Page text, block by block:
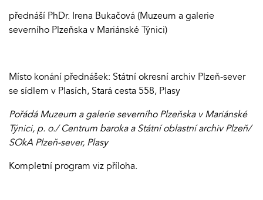
přednáší PhDr. Irena Bukačová (Muzeum a galerie
severního Plzeňska v Mariánské Týnici)
Místo konání přednášek: Státní okresní archiv Plzeň-sever
se sídlem v Plasích, Stará cesta 558, Plasy
Pořádá Muzeum a galerie severního Plzeňska v Mariánské
Týnici, p. o./ Centrum baroka a Státní oblastní archiv Plzeň/
SOkA Plzeň-sever, Plasy
Kompletní program viz příloha.